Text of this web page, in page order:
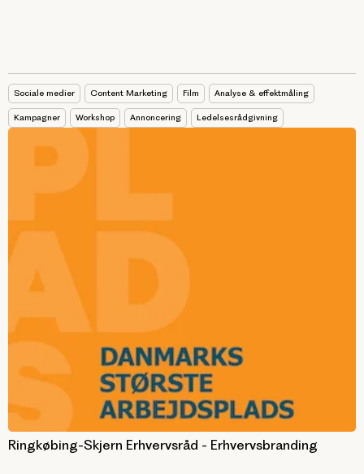
Sociale medier Content Marketing Film Analyse & effektmåling
Kampagner Workshop Annoncering Ledelsesrådgivning
Ringkøbing-Skjern Erhvervsråd - Erhvervsbranding